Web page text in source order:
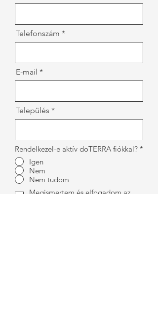
Telefonszám
E-mail
Település
Rendelkezel-e aktív doTERRA fiókkal? *
Igen
Nem
Nem tudom
Megismertem és elfogadom az